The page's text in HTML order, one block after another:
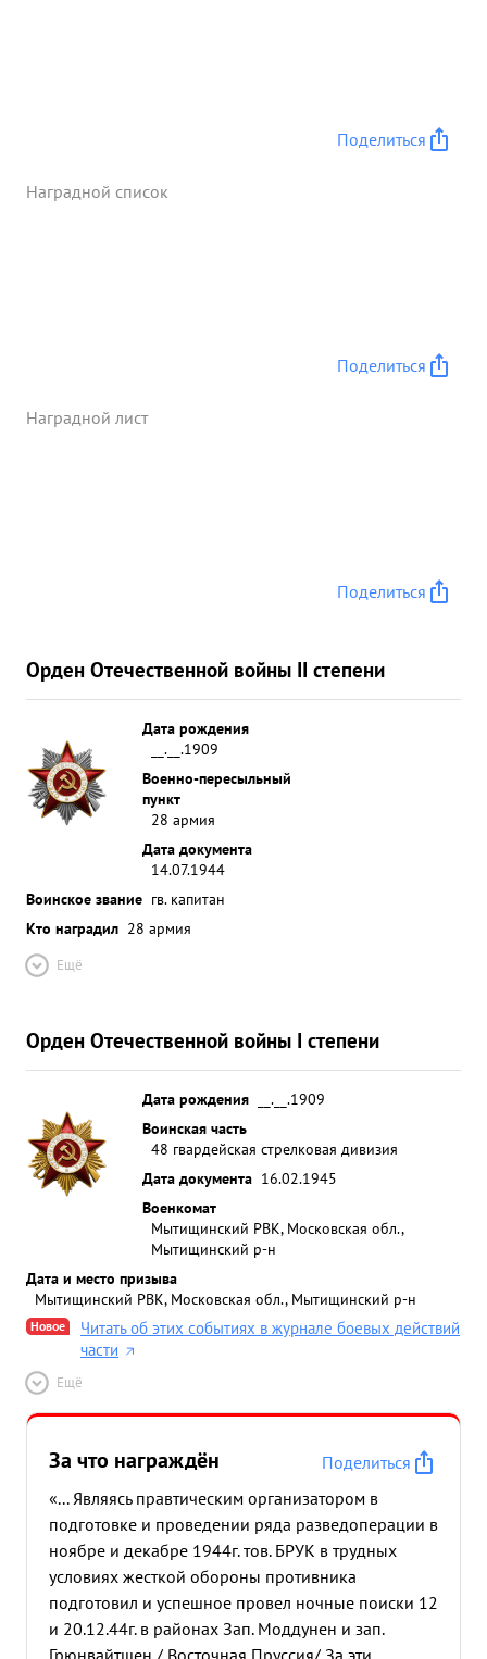
Поделиться
Наградной список
Поделиться
Наградной лист
Поделиться
Орден Отечественной войны II степени
Дата рождения
__.__.1909
Военно-пересыльный
пункт
28 армия
Дата документа
14.07.1944
Воинское звание гв. капитан
Кто наградил 28 армия
Ещё
Орден Отечественной войны I степени
Дата рождения
__.__.1909
Воинская часть
48 гвардейская стрелковая дивизия
Дата документа 16.02.1945
Военкомат
Мытищинский РВК, Московская обл.,
Мытищинский р-н
Дата и место призыва
Мытищинский РВК, Московская обл., Мытищинский р-н
Новое
Читать об этих событиях в журнале боевых действий
части
Ещё
За что награждён
Поделиться
«... Являясь правтическим организатором в
подготовке и проведении ряда разведоперации в
ноябре и декабре 1944г. тов. БРУК в трудных
условиях жесткой обороны противника
подготовил и успешное провел ночные поиски 12
и 20.12.44г. в районах Зап. Моддунен и зап.
Грюнвайтшен / Восточная Пруссия/ За эти